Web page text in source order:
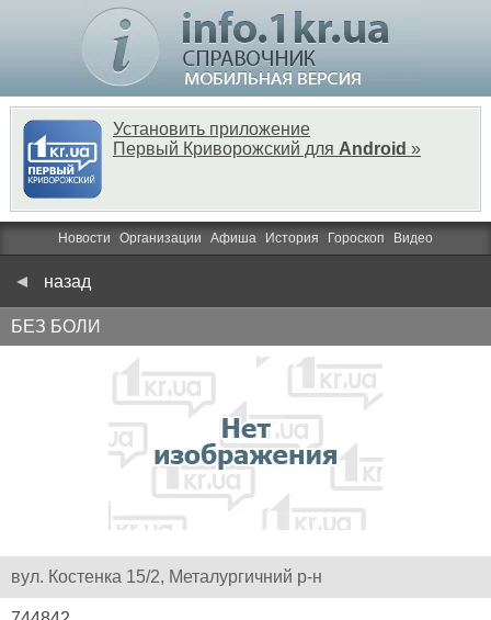
Установить приложение
Первый Криворожский для Android »
Новости Организации Афиша История Гороскоп Видео
назад
БЕЗ БОЛИ
вул. Костенка 15/2, Металургичний р-н